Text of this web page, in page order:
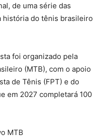
de uma série das
história do tênis brasileiro
foi organizado pela
(MTB), com o apoio
de Tênis (FPT) e do
em 2027 completará 100
MTB